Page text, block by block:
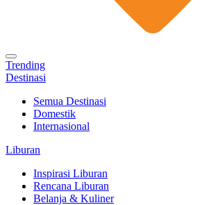
Trending
Destinasi
Semua Destinasi
Domestik
Internasional
Liburan
Inspirasi Liburan
Rencana Liburan
Belanja & Kuliner